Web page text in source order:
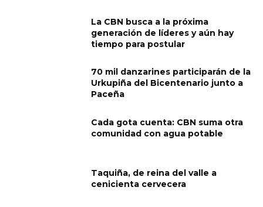
La CBN busca a la próxima
generación de líderes y aún hay
tiempo para postular
70 mil danzarines participarán de la
Urkupiña del Bicentenario junto a
Paceña
Cada gota cuenta: CBN suma otra
comunidad con agua potable
Taquiña, de reina del valle a
cenicienta cervecera